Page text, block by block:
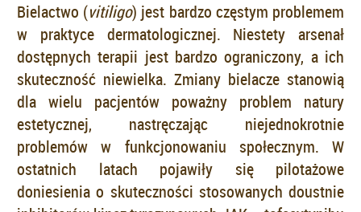
Bielactwo (vitiligo) jest bardzo częstym problemem
w praktyce dermatologicznej. Niestety arsenał
dostępnych terapii jest bardzo ograniczony, a ich
skuteczność niewielka. Zmiany bielacze stanowią
dla wielu pacjentów poważny problem natury
estetycznej, nastręczając niejednokrotnie
problemów w funkcjonowaniu społecznym. W
ostatnich latach pojawiły się pilotażowe
doniesienia o skuteczności stosowanych doustnie